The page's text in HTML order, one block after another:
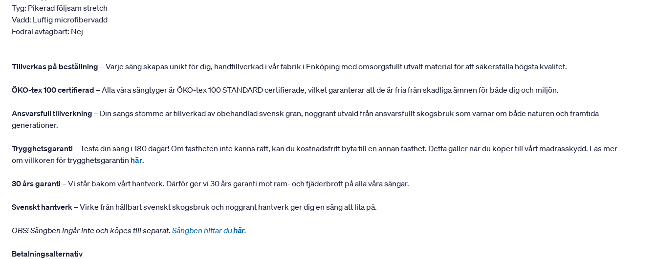
Tyg: Pikerad följsam stretch
Vadd: Luftig microfibervadd
Fodral avtagbart: Nej
Tillverkas på beställning – Varje säng skapas unikt för dig, handtillverkad i vår fabrik i Enköping med omsorgsfullt utvalt material för att säkerställa högsta kvalitet.
ÖKO-tex 100 certifierad – Alla våra sängtyger är ÖKO-tex 100 STANDARD certifierade, vilket garanterar att de är fria från skadliga ämnen för både dig och miljön.
Ansvarsfull tillverkning – Din sängs stomme är tillverkad av obehandlad svensk gran, noggrant utvald från ansvarsfullt skogsbruk som värnar om både naturen och framtida
generationer.
Trygghetsgaranti – Testa din säng i 180 dagar! Om fastheten inte känns rätt, kan du kostnadsfritt byta till en annan fasthet. Detta gäller när du köper till vårt madrasskydd. Läs mer
om villkoren för trygghetsgarantin här.
30 års garanti – Vi står bakom vårt hantverk. Därför ger vi 30 års garanti mot ram- och fjäderbrott på alla våra sängar.
Svenskt hantverk– Virke från hållbart svenskt skogsbruk och noggrant hantverk ger dig en säng att lita på.
OBS! Sängben ingår inte och köpes till separat. Sängben hittar duhär.
Betalningsalternativ